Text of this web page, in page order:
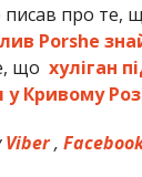
про те,
Porshe
що хуліган
Кривому
Viber,